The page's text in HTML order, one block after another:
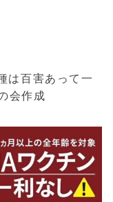
は百害あって一
会作成